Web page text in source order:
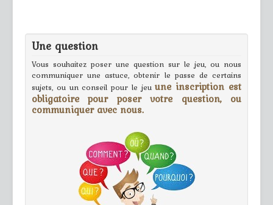
Une question
Vous souhaitez poser une question sur le jeu, ou nous
communiquer une astuce, obtenir le passe de certains
sujets, ou un conseil pour le jeuune inscription est
obligatoire pour poser votre question, ou
communiquer avec nous.